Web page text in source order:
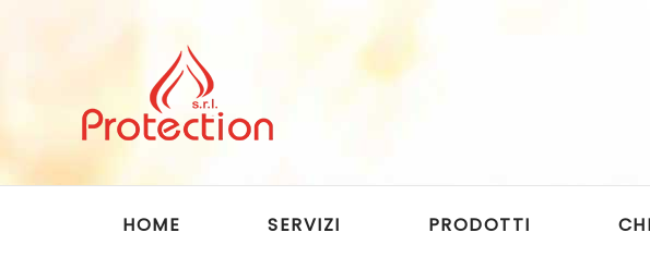
Skip to main content
HOME SERVIZI PRODOTTI